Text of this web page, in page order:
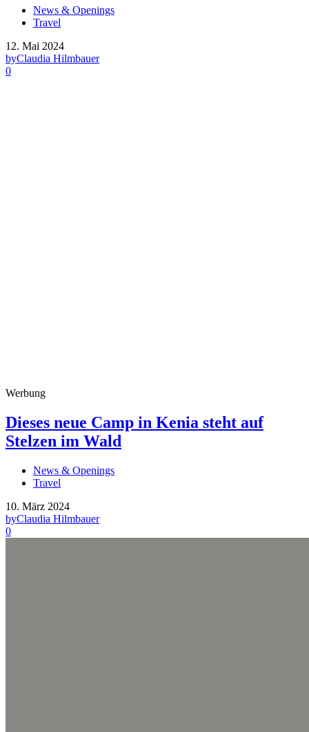
News & Openings
Travel
12. Mai 2024
byClaudia Hilmbauer
0
Werbung
Dieses neue Camp in Kenia steht auf
Stelzen im Wald
News & Openings
Travel
10. März 2024
byClaudia Hilmbauer
0